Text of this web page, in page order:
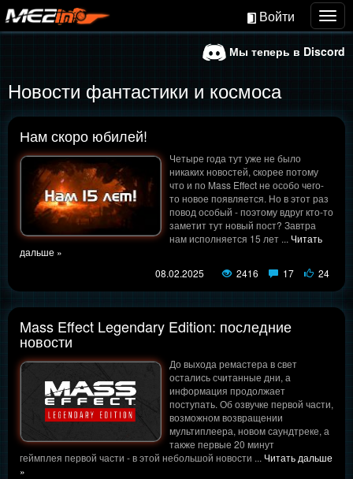
Войти
Мы теперь в Discord
Новости фантастики и космоса
Нам скоро юбилей!
Четыре года тут уже не было
никаких новостей, скорее потому
что и по Mass Effect не особо чего-
то новое появляется. Но в этот раз
повод особый - поэтому вдруг кто-то
заметит тут новый пост? Завтра
нам исполняется 15 лет ... Читать
дальше »
08.02.2025
2416 17 24
Mass Effect Legendary Edition: последние
новости
До выхода ремастера в свет
остались считанные дни, а
информация продолжает
поступать. Об озвучке первой части,
возможном возвращении
мультиплеера, новом саундтреке, а
также первые 20 минут
геймплея первой части - в этой небольшой новости ... Читать дальше
»